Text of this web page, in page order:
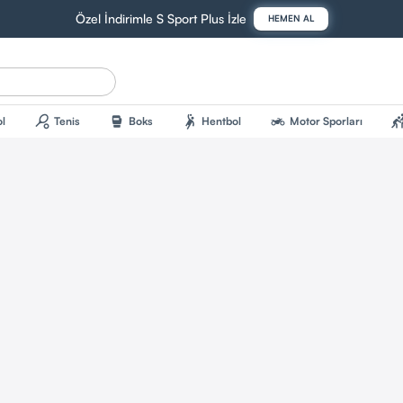
Özel İndirimle S Sport Plus İzle HEMEN AL
sports_tennis Tenis sports_mma Boks sports_handball Hentbol two_wheeler Motor Sporları